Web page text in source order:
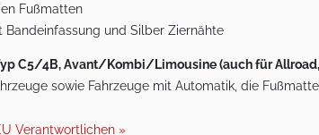
Fußmatten
und Silber Ziernähte
C5/4B, Avant/Kombi/Limousine (auch für
sowie Fahrzeuge mit Automatik, die
Verantwortlichen »